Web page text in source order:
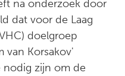
na onderzoek door
dat voor de Laag
doelgroep
van Korsakov'
nodig zijn om de